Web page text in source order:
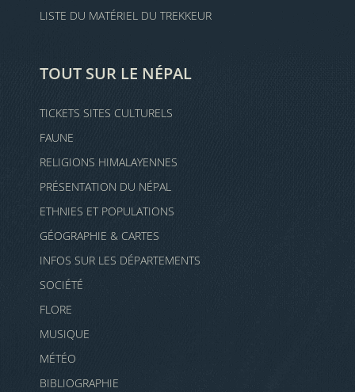
LISTE DU MATÉRIEL DU TREKKEUR
TOUT SUR LE NÉPAL
TICKETS SITES CULTURELS
FAUNE
RELIGIONS HIMALAYENNES
PRÉSENTATION DU NÉPAL
ETHNIES ET POPULATIONS
GÉOGRAPHIE & CARTES
INFOS SUR LES DÉPARTEMENTS
SOCIÉTÉ
FLORE
MUSIQUE
MÉTÉO
BIBLIOGRAPHIE